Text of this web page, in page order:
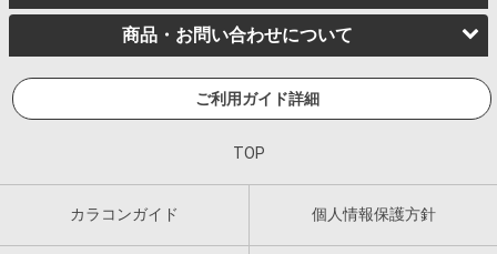
商品・お問い合わせについて
ご利用ガイド詳細
TOP
カラコンガイド 個人情報保護方針